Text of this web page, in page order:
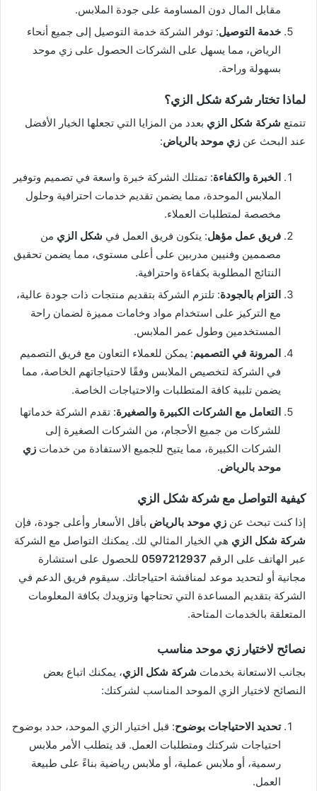
مقابل المال دون المساومة على جودة الملابس.
خدمة التوصيل: توفر الشركة خدمة التوصيل إلى جميع أنحاء
الرياض، مما يسهل على الشركات الحصول على زي موحد
بسهولة وراحة.
لماذا تختار شركة شكل الزي؟
تتمتع شركة شكل الزي بعدد من المزايا التي تجعلها الخيار الأفضل
عند البحث عن زي موحد بالرياض:
الخبرة والكفاءة: تمتلك الشركة خبرة واسعة في تصميم وتوفير
الملابس الموحدة، مما يضمن تقديم خدمات احترافية وحلول
مخصصة لمتطلبات العملاء.
فريق عمل مؤهل: يتكون فريق العمل في شكل الزي من
مصممين وفنيين مدربين على أعلى مستوى، مما يضمن تحقيق
النتائج المطلوبة بكفاءة واحترافية.
التزام بالجودة: تلتزم الشركة بتقديم منتجات ذات جودة عالية،
مع التركيز على استخدام مواد وخامات مميزة لضمان راحة
المستخدمين وطول عمر الملابس.
المرونة في التصميم: يمكن للعملاء التعاون مع فريق التصميم
في الشركة لتخصيص الملابس وفقًا لاحتياجاتهم الخاصة، مما
يضمن تلبية كافة المتطلبات والاحتياجات الخاصة.
التعامل مع الشركات الكبيرة والصغيرة: تقدم الشركة خدماتها
للشركات من جميع الأحجام، من الشركات الصغيرة إلى
الشركات الكبيرة، مما يتيح للجميع الاستفادة من خدمات زي
موحد بالرياض.
كيفية التواصل مع شركة شكل الزي
إذا كنت تبحث عن زي موحد بالرياض بأقل الأسعار وأعلى جودة، فإن
شركة شكل الزي هي الخيار المثالي لك. يمكنك التواصل مع الشركة
عبر الهاتف على الرقم 0597212937 للحصول على استشارة
مجانية أو لتحديد موعد لمناقشة احتياجاتك. سيقوم فريق الدعم في
الشركة بتقديم المساعدة التي تحتاجها وتزويدك بكافة المعلومات
المتعلقة بالخدمات المتاحة.
نصائح لاختيار زي موحد مناسب
بجانب الاستعانة بخدمات شركة شكل الزي، يمكنك اتباع بعض
النصائح لاختيار الزي الموحد المناسب لشركتك:
تحديد الاحتياجات بوضوح: قبل اختيار الزي الموحد، حدد بوضوح
احتياجات شركتك ومتطلبات العمل. قد يتطلب الأمر ملابس
رسمية، أو ملابس عملية، أو ملابس رياضية بناءً على طبيعة
العمل.